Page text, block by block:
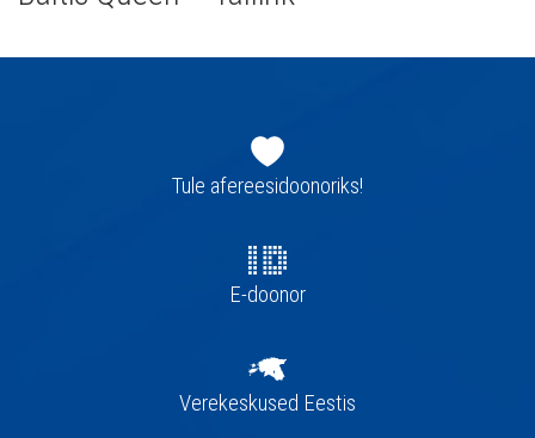
navigatsioonTule afereesidoonoriks!
E-doonor
Verekeskused Eestis